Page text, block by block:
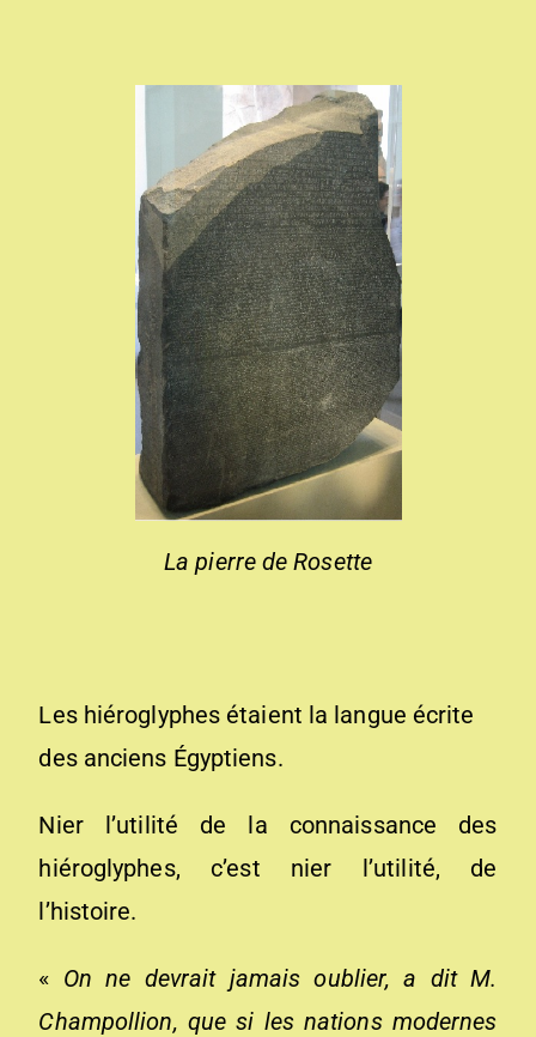
La pierre de Rosette
Les hiéroglyphes étaient la langue écrite
des anciens Égyptiens.
Nier l’utilité de la connaissance des
hiéroglyphes, c’est nier l’utilité, de
l’histoire.
« On ne devrait jamais oublier, a dit M.
Champollion, que si les nations modernes